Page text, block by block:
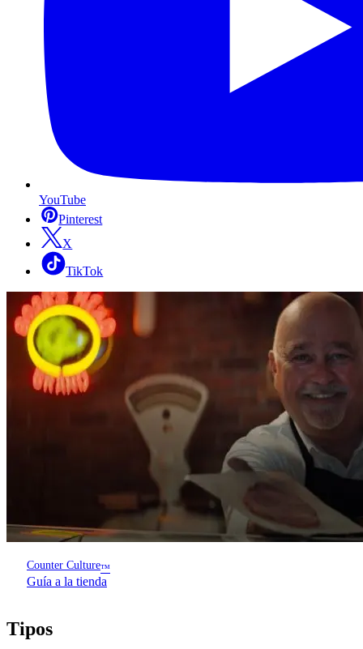
YouTube
Pinterest
X
TikTok
Counter Culture™
Guía a la tienda
Tipos